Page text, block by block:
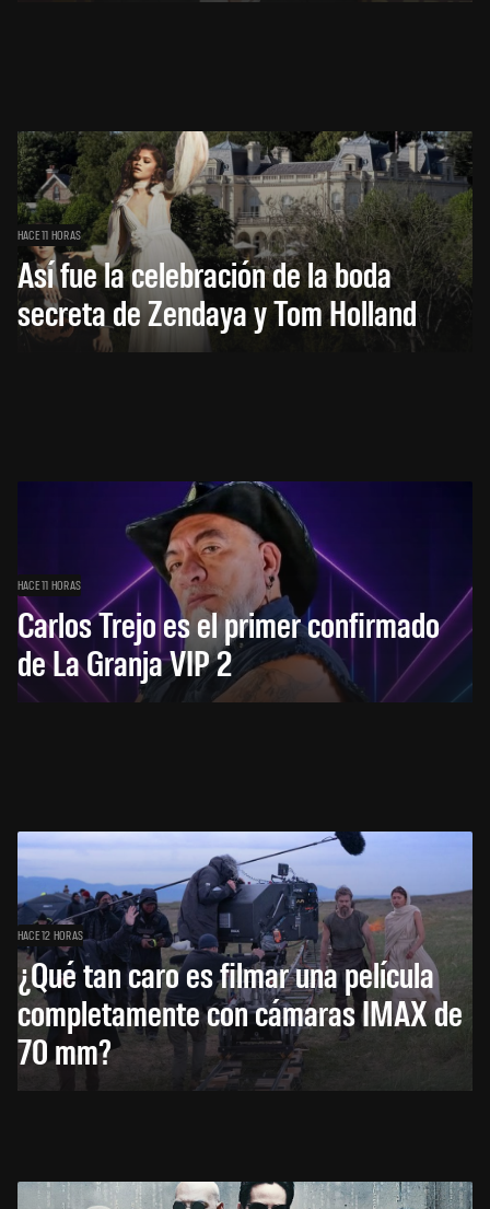
HACE 11 HORAS
Así fue la celebración de la boda
secreta de Zendaya y Tom Holland
HACE 11 HORAS
Carlos Trejo es el primer confirmado
de La Granja VIP 2
HACE 12 HORAS
¿Qué tan caro es filmar una película
completamente con cámaras IMAX de
70 mm?